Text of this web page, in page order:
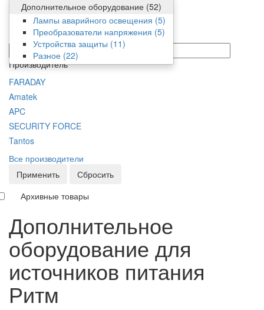
Дополнительное оборудование (52)
Лампы аварийного освещения (5)
Преобразователи напряжения (5)
Устройства защиты (11)
Разное (22)
Фильтр
Цена
от/до
Производитель
FARADAY
Amatek
APC
SECURITY FORCE
Tantos
Все производители
Применить
Сбросить
Архивные товары
Дополнительное
оборудование для
источников питания
Ритм